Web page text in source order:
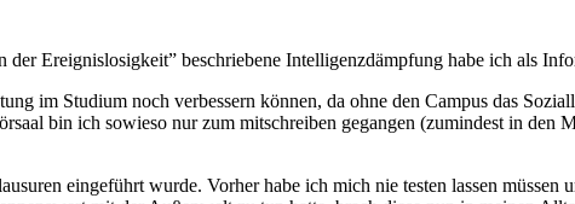
Ereignislosigkeit” beschriebene Intelligenzdämpfung habe ich als
im Studium noch verbessern können, da ohne den Campus das
bin ich sowieso nur zum mitschreiben gegangen (zumindest in den
eingeführt wurde. Vorher habe ich mich nie testen lassen müssen